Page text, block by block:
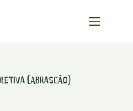
(Abrascão)